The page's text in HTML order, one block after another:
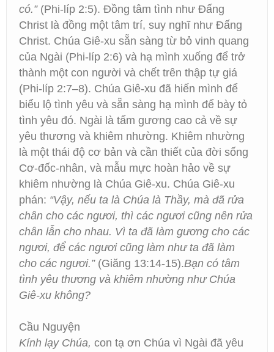
có.”(Phi-líp 2:5). Đồng tâm tình như Đấng
Christ là đồng một tâm trí, suy nghĩ như Đấng
Christ. Chúa Giê-xu sẵn sàng từ bỏ vinh quang
của Ngài (Phi-líp 2:6) và hạ mình xuống để trở
thành một con người và chết trên thập tự giá
(Phi-líp 2:7–8). Chúa Giê-xu đã hiến mình để
biểu lộ tình yêu và sẵn sàng hạ mình để bày tỏ
tình yêu đó. Ngài là tấm gương cao cả về sự
yêu thương và khiêm nhường. Khiêm nhường
là một thái độ cơ bản và cần thiết của đời sống
Cơ-đốc-nhân, và mẫu mực hoàn hảo về sự
khiêm nhường là Chúa Giê-xu. Chúa Giê-xu
phán: “Vậy, nếu ta là Chúa là Thầy, mà đã rửa
chân cho các ngươi, thì các ngươi cũng nên rửa
chân lẫn cho nhau. Vì ta đã làm gương cho các
ngươi, để các ngươi cũng làm như ta đã làm
cho các ngươi.” (Giăng 13:14-15).Bạn có tâm
tình yêu thương và khiêm nhường như Chúa
Giê-xu không?
Cầu Nguyện
Kính lạy Chúa, con tạ ơn Chúa vì Ngài đã yêu